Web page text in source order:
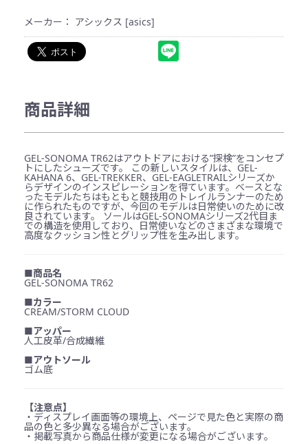
メーカー： アシックス [asics]
商品詳細
GEL-SONOMA TR62はアウトドアにおける”探検”をコンセプ
トにしたシューズです。 この新しいスタイルは、GEL-
KAHANA 6、GEL-TREKKER、GEL-EAGLETRAILシリーズか
らデザインのインスピレーションを得ています。ベースとな
ったモデルたちはもともと競技用のトレイルランナーのため
に作られたものですが、今回のモデルは日常使いのために改
良されています。 ソールはGEL-SONOMAシリーズ2代目ま
での構造を使用しており、日常使いなどのさまざまな環境で
高度なクッション性とグリップ性を生み出します。
■商品名
GEL-SONOMA TR62
■カラー
CREAM/STORM CLOUD
■アッパー
人工皮革/合成繊維
■アウトソール
ゴム底
【注意点】
・ディスプレイ画面等の環境上、ページで見た色と実際の商
品の色と多少異なる場合がございます。
・掲載写真から商品仕様が変更になる場合がございます。